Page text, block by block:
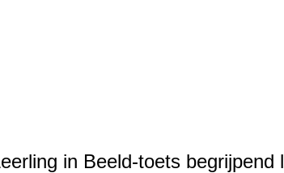
in Beeld-toets begrijpend